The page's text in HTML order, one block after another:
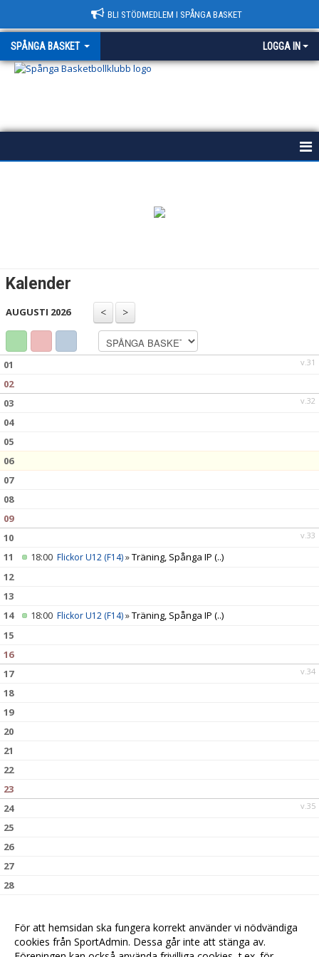
BLI STÖDMEDLEM I SPÅNGA BASKET
SPÅNGA BASKET LOGGA IN
MEDLEMSAPP
STYRELSEN
DOKUMENT
NYHETER
VÅRA LAG/TRÄNARE
KALENDER
Kalender
AUGUSTI 2026
v.31
01
02
v.32
03
04
05
06
07
08
09
v.33
10
11
18:00 Flickor U12 (F14)»Träning, Spånga IP (..)
12
13
14
18:00 Flickor U12 (F14)»Träning, Spånga IP (..)
15
16
v.34
17
18
19
20
21
22
23
v.35
24
25
26
27
28
För att hemsidan ska fungera korrekt använder vi nödvändiga
cookies från SportAdmin. Dessa går inte att stänga av.